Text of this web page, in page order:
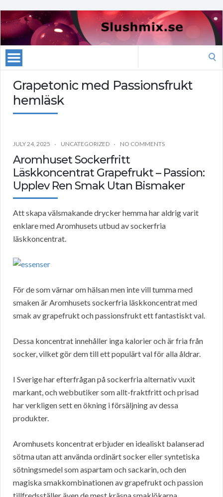
Grapetonic med Passionsfrukt
hemläsk
JULY 24, 2025 UNCATEGORIZED NO COMMENTS
Aromhuset Sockerfritt
Läskkoncentrat Grapefrukt – Passion:
Upplev Ren Smak Utan Bismaker
Att skapa välsmakande drycker hemma har aldrig varit
enklare med Aromhusets utbud av sockerfria
läskkoncentrat.
För de som värnar om hälsan men inte vill tumma med
smaken är Aromhusets sockerfria läskkoncentrat med
smak av grapefrukt och passionsfrukt ett fantastiskt val.
Dessa koncentrat innehåller inga kalorier och är fria från
socker, vilket gör dem till ett populärt val för alla åldrar.
I Sverige har efterfrågan på sockerfria alternativ vuxit
markant, och webbutiker som allt-fraktfritt och prisad
har verkligen sett en ökning i försäljning av dessa
produkter.
Aromhusets koncentrat erbjuder en idealiskt balanserad
sötma utan att använda ordinärt socker eller syntetiska
sötningsmedel som aspartam och sackarin, och den
magiska smakkombinationen av grapefrukt och passion